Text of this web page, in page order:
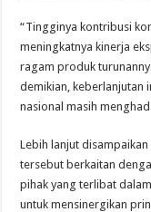
“Tingginya kontribusi
meningkatnya kinerja
ragam produk
demikian, keberlanjutan
nasional masih
Lebih lanjut
tersebut berkaitan
pihak yang terlibat
untuk mensinergikan